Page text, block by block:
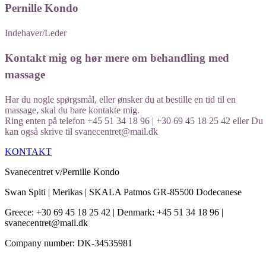
​Pernille Kondo
Indehaver/Leder
Kontakt mig og hør mere om behandling med
massage​
Har du nogle spørgsmål, eller ønsker du at bestille en tid til en
massage, skal du bare kontakte mig.
Ring enten på telefon +45 51 34 18 96 | +30 69 45 18 25 42 eller Du
kan også skrive til svanecentret@mail.dk
KONTAKT
Svanecentret v/Pernille Kondo
Swan Spiti | Merikas | SKALA Patmos GR-85500 Dodecanese
Greece: +30 69 45 18 25 42 | Denmark: +45 51 34 18 96 |
svanecentret@mail.dk
Company number: DK-34535981